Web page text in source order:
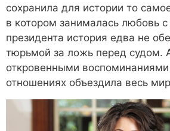
сохранила для истории то
в котором занималась любовь
президента история едва не
тюрьмой за ложь перед судом.
откровенными воспоминаниями
отношениях объездила весь